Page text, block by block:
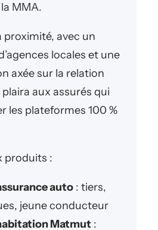
MMA.
proximité, avec un
locales et une
axée sur la relation
aux assurés qui
les plateformes 100 %
produits :
auto : tiers,
jeune conducteur
Matmut :